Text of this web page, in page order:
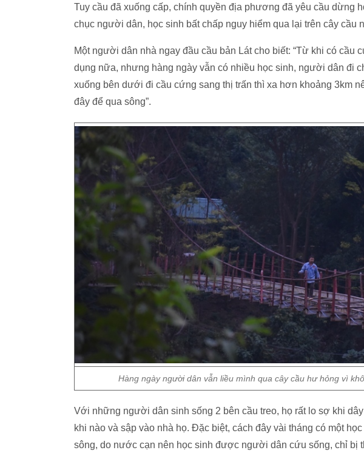
Tuy cầu đã xuống cấp, chính quyền địa phương đã yêu cầu dừng
chục người dân, học sinh bất chấp nguy hiểm qua lại trên cây cầu
Một người dân nhà ngay đầu cầu bản Lát cho biết: “Từ khi có cầu
dụng nữa, nhưng hàng ngày vẫn có nhiều học sinh, người dân đi
xuống bên dưới đi cầu cứng sang thị trấn thì xa hơn khoảng 3km
đây để qua sông”.
Hàng ngày người dân vẫn liều mình qua cây cầu hư hỏng vì
Với những người dân sinh sống 2 bên cầu treo, họ rất lo sợ khi
khi nào và sập vào nhà họ. Đặc biệt, cách đây vài tháng có một
sông, do nước cạn nên học sinh được người dân cứu sống, chỉ bị